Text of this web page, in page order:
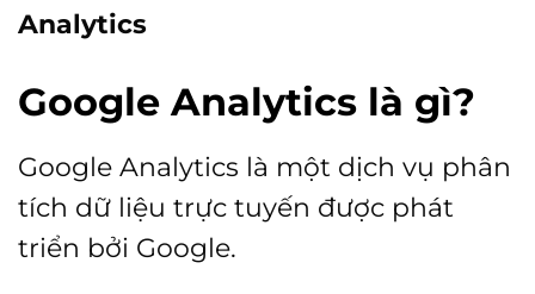
Analytics
Google Analytics là gì?
Google Analytics là một dịch vụ phân
tích dữ liệu trực tuyến được phát
triển bởi Google.